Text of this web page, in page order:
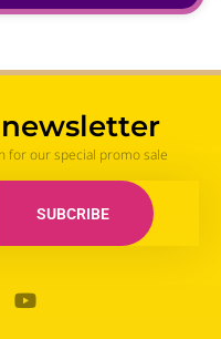
for our special promo sale
SUBCRIBE